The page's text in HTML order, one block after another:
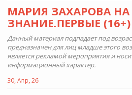
МАРИЯ ЗАХАРОВА
ЗНАНИЕ.ПЕРВЫЕ (16+)
Данный материал подпадает под
предназначен для лиц младше этого
является рекламой мероприятия и
информационный характер.
30, Апр, 26